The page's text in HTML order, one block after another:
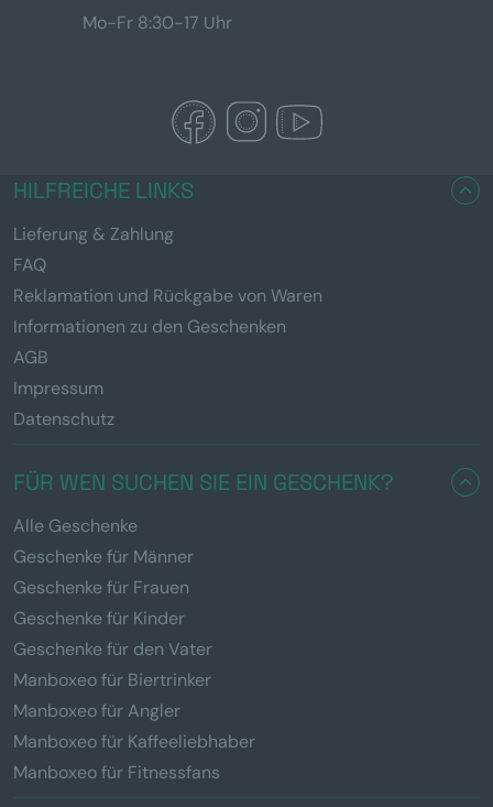
Mo-Fr 8:30-17 Uhr
HILFREICHE LINKS
Lieferung & Zahlung
FAQ
Reklamation und Rückgabe von Waren
Informationen zu den Geschenken
AGB
Impressum
Datenschutz
FÜR WEN SUCHEN SIE EIN GESCHENK?
Alle Geschenke
Geschenke für Männer
Geschenke für Frauen
Geschenke für Kinder
Geschenke für den Vater
Manboxeo für Biertrinker
Manboxeo für Angler
Manboxeo für Kaffeeliebhaber
Manboxeo für Fitnessfans